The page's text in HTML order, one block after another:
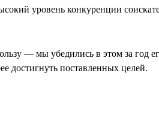
уровень конкуренции
— мы убедились в этом за год
достигнуть поставленных целей.